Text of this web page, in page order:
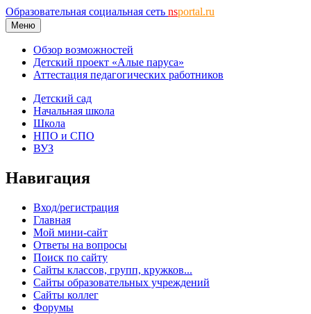
Образовательная социальная сеть nsportal.ru
Меню
Обзор возможностей
Детский проект «Алые паруса»
Аттестация педагогических работников
Детский сад
Начальная школа
Школа
НПО и СПО
ВУЗ
Навигация
Вход/регистрация
Главная
Мой мини-сайт
Ответы на вопросы
Поиск по сайту
Сайты классов, групп, кружков...
Сайты образовательных учреждений
Сайты коллег
Форумы